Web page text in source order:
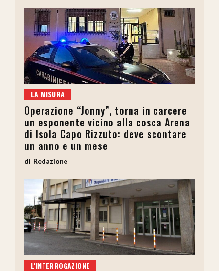
LA MISURA
Operazione “Jonny”, torna in carcere
un esponente vicino alla cosca Arena
di Isola Capo Rizzuto: deve scontare
un anno e un mese
Redazione
L'INTERROGAZIONE